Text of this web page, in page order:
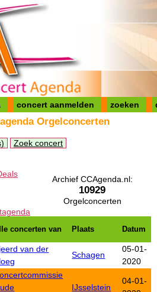
concert aanmelden zoeken
Orgelconcerten
Zoek concert
Archief CCAgenda.nl:
10929
Orgelconcerten
concerten van Plaats Datum
van der
Schagen
05-01-
2020
IJsselstein
04-01-